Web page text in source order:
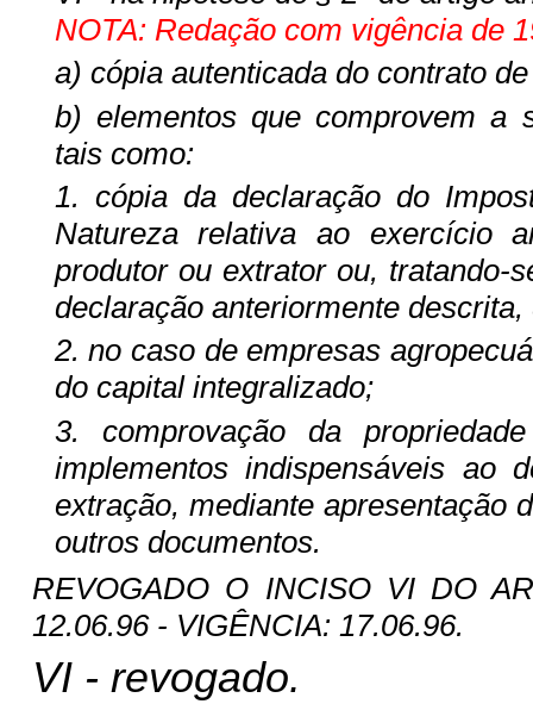
NOTA: Redação com vigência de
a) cópia autenticada do contrato
b) elementos que comprovem a
tais como:
1. cópia da declaração do
Natureza relativa ao exercício
produtor ou extrator ou, tratando-
declaração anteriormente
2. no caso de empresas
do capital integralizado;
3. comprovação da
implementos indispensáveis ao
extração, mediante apresentação
outros documentos.
REVOGADO O INCISO VI DO
12.06.96 - VIGÊNCIA: 17.06.96.
VI - revogado.